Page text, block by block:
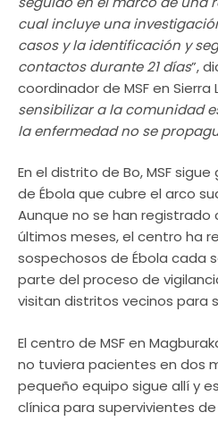
cual incluye una
casos y la identificación y
contactos durante 21 días”,
coordinador de MSF en Sierra
sensibilizar a la comunidad
la enfermedad no se
En el distrito de Bo, MSF
de Ébola que cubre el arco
Aunque no se han registrado
últimos meses, el centro ha
sospechosos de Ébola cada
parte del proceso de
visitan distritos vecinos para
El centro de MSF en
no tuviera pacientes en dos
pequeño equipo sigue allí y
clínica para supervivientes de